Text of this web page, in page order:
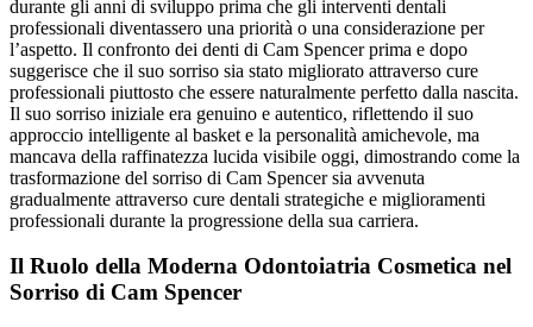
durante gli anni di sviluppo prima che gli interventi dentali
professionali diventassero una priorità o una considerazione per
l’aspetto. Il confronto dei denti di Cam Spencer prima e dopo
suggerisce che il suo sorriso sia stato migliorato attraverso cure
professionali piuttosto che essere naturalmente perfetto dalla nascita.
Il suo sorriso iniziale era genuino e autentico, riflettendo il suo
approccio intelligente al basket e la personalità amichevole, ma
mancava della raffinatezza lucida visibile oggi, dimostrando come la
trasformazione del sorriso di Cam Spencer sia avvenuta
gradualmente attraverso cure dentali strategiche e miglioramenti
professionali durante la progressione della sua carriera.
Il Ruolo della Moderna Odontoiatria Cosmetica nel
Sorriso di Cam Spencer